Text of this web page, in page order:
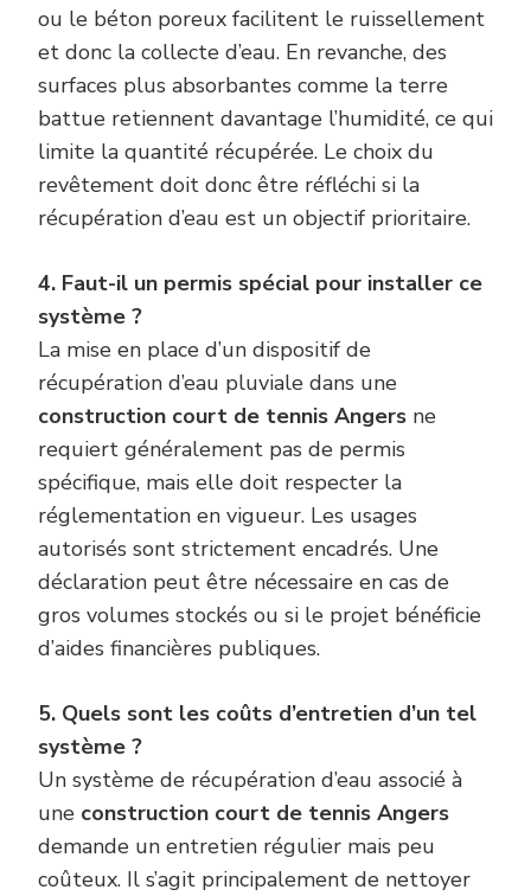
ou le béton poreux facilitent le ruissellement
et donc la collecte d’eau. En revanche, des
surfaces plus absorbantes comme la terre
battue retiennent davantage l’humidité, ce qui
limite la quantité récupérée. Le choix du
revêtement doit donc être réfléchi si la
récupération d’eau est un objectif prioritaire.
4. Faut-il un permis spécial pour installer ce
système ?
La mise en place d’un dispositif de
récupération d’eau pluviale dans une
construction court de tennis Angers ne
requiert généralement pas de permis
spécifique, mais elle doit respecter la
réglementation en vigueur. Les usages
autorisés sont strictement encadrés. Une
déclaration peut être nécessaire en cas de
gros volumes stockés ou si le projet bénéficie
d’aides financières publiques.
5. Quels sont les coûts d’entretien d’un tel
système ?
Un système de récupération d’eau associé à
une construction court de tennis Angers
demande un entretien régulier mais peu
coûteux. Il s’agit principalement de nettoyer